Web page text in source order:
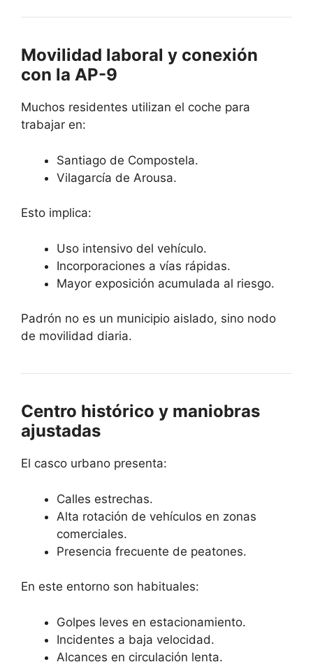
Movilidad laboral y conexión
con la AP-9
Muchos residentes utilizan el coche para
trabajar en:
Santiago de Compostela.
Vilagarcía de Arousa.
Esto implica:
Uso intensivo del vehículo.
Incorporaciones a vías rápidas.
Mayor exposición acumulada al riesgo.
Padrón no es un municipio aislado, sino nodo
de movilidad diaria.
Centro histórico y maniobras
ajustadas
El casco urbano presenta:
Calles estrechas.
Alta rotación de vehículos en zonas
comerciales.
Presencia frecuente de peatones.
En este entorno son habituales:
Golpes leves en estacionamiento.
Incidentes a baja velocidad.
Alcances en circulación lenta.